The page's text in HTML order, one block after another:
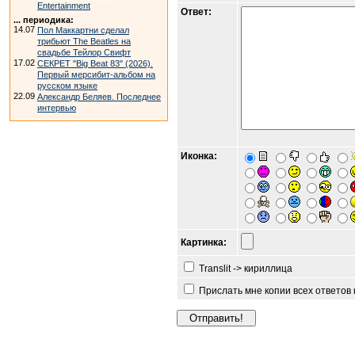
Entertainment
... периодика:
14.07 Пол Маккартни сделал
трибьют The Beatles на
свадьбе Тейлор Свифт
17.02 СЕКРЕТ "Big Beat 83" (2026).
Первый мерсибит-альбом на
русском языке
22.09 Александр Беляев. Последнее
интервью
Ответ:
Иконка:
Картинка:
Translit -> кириллица
Прислать мне копии всех